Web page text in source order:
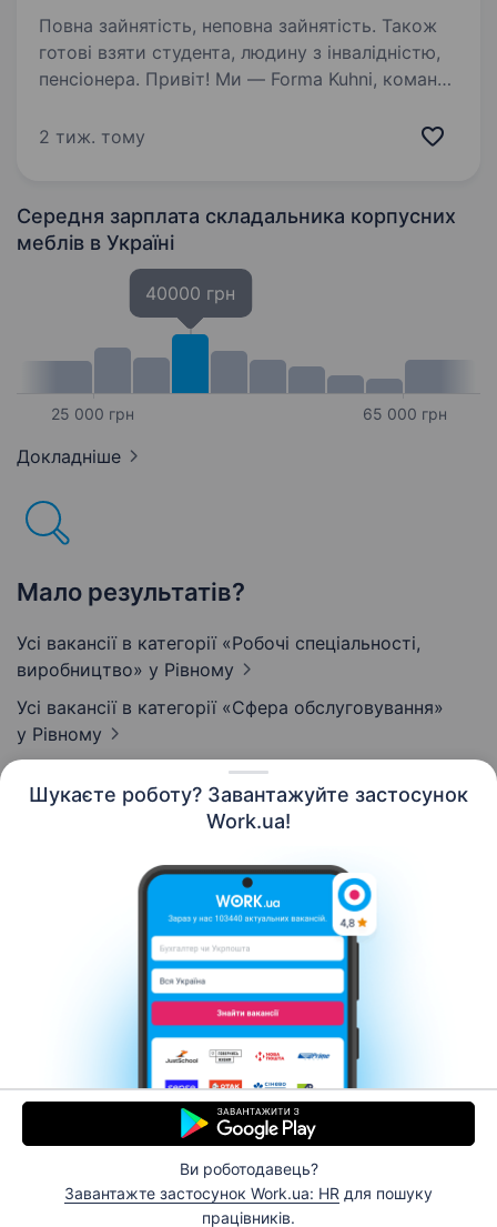
Шукаєте роботу? Завантажуйте застосунок
Work.ua!
Ви роботодавець?
Завантажте застосунок Work.ua: HR для пошуку
працівників.
Повна зайнятість, неповна зайнятість. Також
готові взяти студента, людину з інвалідністю,
пенсіонера. Привіт! Ми — Forma Kuhni, команда
у домівках наших клієнтів через виготовлення
в свою дружню…
2 тиж. тому
Середня зарплата складальника корпусних
меблів в Україні
25 000 грн
40000 грн
65 000 грн
Докладніше
Мало результатів?
Усі вакансії в категорії «Робочі спеціальності,
виробництво» у Рівному
Усі вакансії в категорії «Сфера обслуговування»
у Рівному
Контакти Про нас
Кар’єра
Допомога Умови використання
© 2006–2026 Work.ua. Сервіс пошуку роботи №1 в